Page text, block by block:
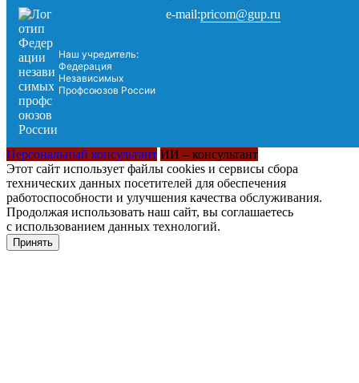
Наш учредитель:
Федерация
Независимых
Профсоюзов России
e-mail:pricom@gup.ru
Персональный консультант ИИ – консультант
Этот сайт использует файлы cookies и сервисы сбора
технических данных посетителей для обеспечения
работоспособности и улучшения качества обслуживания.
Продолжая использовать наш сайт, вы соглашаетесь
с использованием данных технологий.
Принять